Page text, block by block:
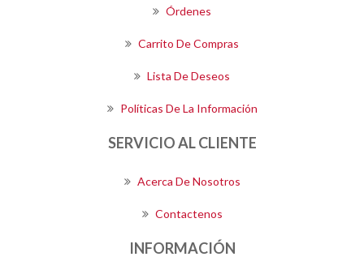
Órdenes
Carrito De Compras
Lista De Deseos
Políticas De La Información
SERVICIO AL CLIENTE
Acerca De Nosotros
Contactenos
INFORMACIÓN